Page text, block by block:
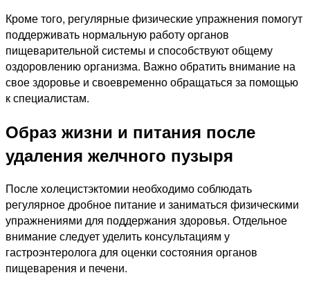
Кроме того, регулярные физические упражнения помогут
поддерживать нормальную работу органов
пищеварительной системы и способствуют общему
оздоровлению организма. Важно обратить внимание на
свое здоровье и своевременно обращаться за помощью
к специалистам.
Образ жизни и питания после
удаления желчного пузыря
После холецистэктомии необходимо соблюдать
регулярное дробное питание и заниматься физическими
упражнениями для поддержания здоровья. Отдельное
внимание следует уделить консультациям у
гастроэнтеролога для оценки состояния органов
пищеварения и печени.